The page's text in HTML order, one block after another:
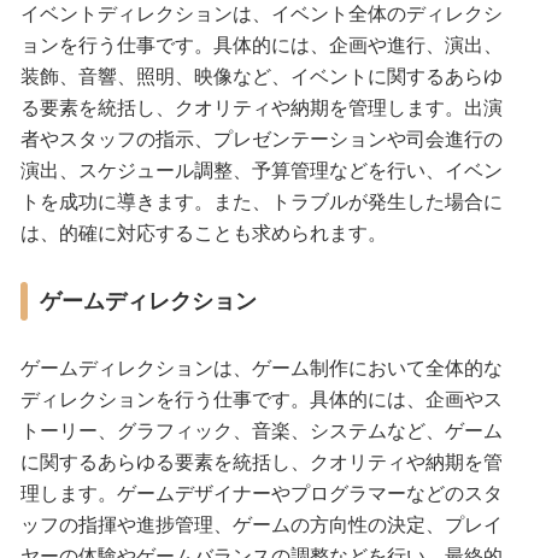
イベントディレクションは、イベント全体のディレクシ
ョンを行う仕事です。具体的には、企画や進行、演出、
装飾、音響、照明、映像など、イベントに関するあらゆ
る要素を統括し、クオリティや納期を管理します。出演
者やスタッフの指示、プレゼンテーションや司会進行の
演出、スケジュール調整、予算管理などを行い、イベン
トを成功に導きます。また、トラブルが発生した場合に
は、的確に対応することも求められます。
ゲームディレクション
ゲームディレクションは、ゲーム制作において全体的な
ディレクションを行う仕事です。具体的には、企画やス
トーリー、グラフィック、音楽、システムなど、ゲーム
に関するあらゆる要素を統括し、クオリティや納期を管
理します。ゲームデザイナーやプログラマーなどのスタ
ッフの指揮や進捗管理、ゲームの方向性の決定、プレイ